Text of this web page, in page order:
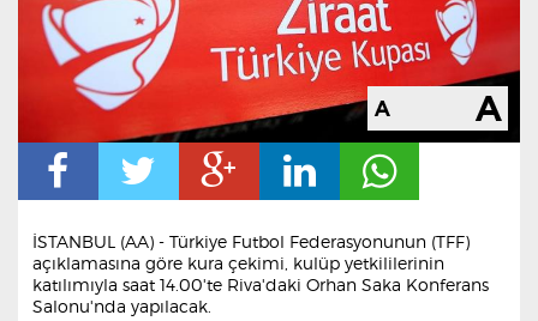
İSTANBUL (AA) - Türkiye Futbol Federasyonunun (TFF)
açıklamasına göre kura çekimi, kulüp yetkililerinin
katılımıyla saat 14.00'te Riva'daki Orhan Saka Konferans
Salonu'nda yapılacak.